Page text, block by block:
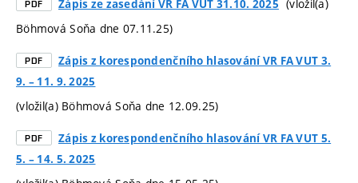
PDF Zápis ze zasedání VR FA VUT 31.10. 2025 (vložil(a)
Böhmová Soňa dne 07.11.25)
PDF
Zápis z korespondenčního hlasování VR FA VUT 3.
9. – 11. 9. 2025
(vložil(a) Böhmová Soňa dne 12.09.25)
PDF
Zápis z korespondenčního hlasování VR FA VUT 5.
5. – 14. 5. 2025